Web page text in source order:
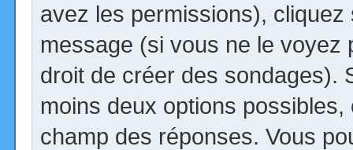
avez les permissions), cliquez
message (si vous ne le voyez
droit de créer des sondages).
moins deux options
champ des réponses. Vous